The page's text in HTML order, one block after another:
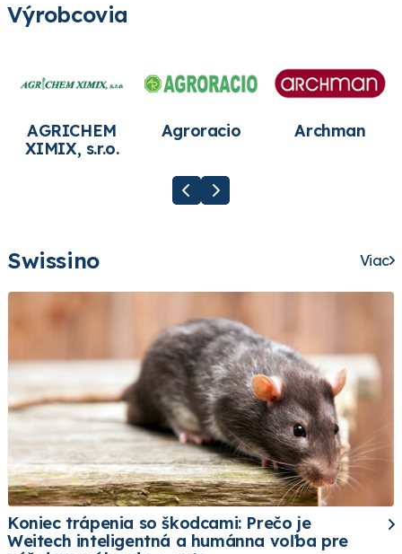
Výrobcovia
AGRICHEM
XIMIX, s.r.o.
Agroracio Archman
Swissino Viac
Koniec trápenia so škodcami: Prečo je
Weitech inteligentná a humánna voľba pre